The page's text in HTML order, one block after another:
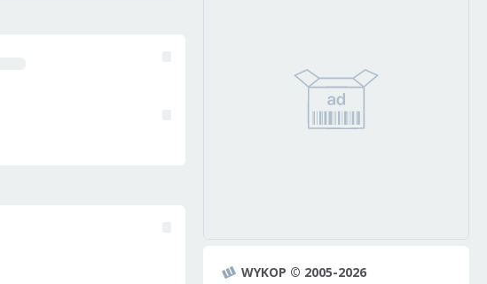
WYKOP © 2005-2026